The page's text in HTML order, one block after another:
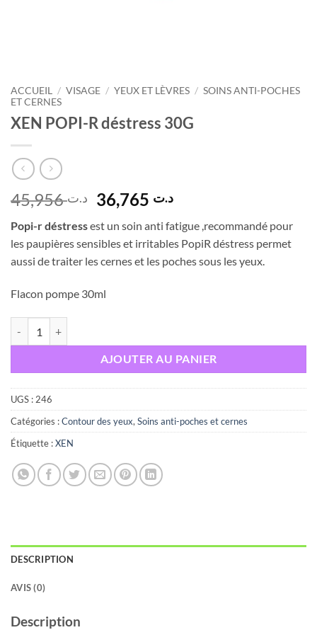
ACCUEIL / VISAGE / YEUX ET LÈVRES / SOINS ANTI-POCHES
ET CERNES
XEN POPI-R déstress 30G
د.ت45,956
Le
prix
initial
était :
د.ت 45,956.
د.تLe
actuel
est :
د.ت 36,765.
Popi-r déstressest un soin anti fatigue ,recommandé pour
les paupières sensibles et irritables PopiR déstress permet
aussi de traiter les cernes et les poches sous les yeux.
Flacon pompe 30ml
AJOUTER AU PANIER
UGS : 246
Catégories :Contour des yeux, Soins anti-poches et cernes
Étiquette :XEN
DESCRIPTION
AVIS (0)
Description